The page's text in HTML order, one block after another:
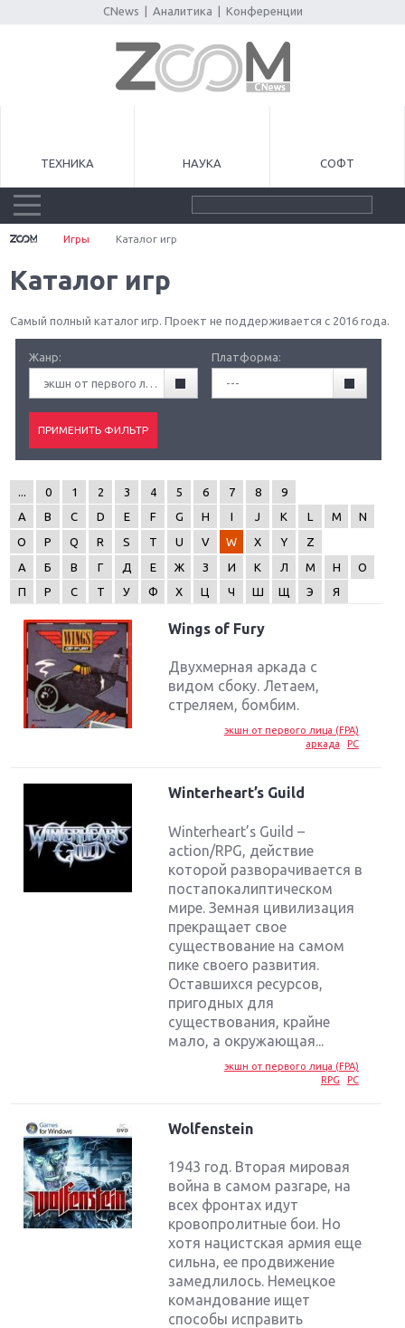
CNews Аналитика Конференции
ТЕХНИКА НАУКА СОФТ
Игры Каталог игр
Каталог игр
Самый полный каталог игр. Проект не поддерживается с 2016 года.
Жанр:
экшн от первого лица (FPA)
Платформа:
---
0 1 2 3 4 5 6 7 8
9
A
B C D E F G H I J K L M
N
O
P Q R S T U V W X Y
Z
А
Б В Г Д Е Ж З И К Л М Н
О
П
Р С Т У Ф Х Ц Ч Ш Щ Э Я
Wings of Fury
Двухмерная аркада с
видом сбоку. Летаем,
стреляем, бомбим.
экшн от первого лица (FPA)
аркада
PC
Winterheart’s Guild
Winterheart’s Guild –
action/RPG, действие
которой разворачивается в
постапокалиптическом
мире. Земная цивилизация
прекращает свое
существование на самом
пике своего развития.
Оставшихся ресурсов,
пригодных для
существования, крайне
мало, а окружающая...
экшн от первого лица (FPA)
RPG
PC
Wolfenstein
1943 год. Вторая мировая
война в самом разгаре, на
всех фронтах идут
кровопролитные бои. Но
хотя нацистская армия еще
сильна, ее продвижение
замедлилось. Немецкое
командование ищет
способы исправить